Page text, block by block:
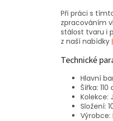
Při práci s
zpracováním
stálost tvaru i
z naší nabídky
Technické
Hlavní
Šířka: 110
Kolekce:
Složení:
Výrobce: